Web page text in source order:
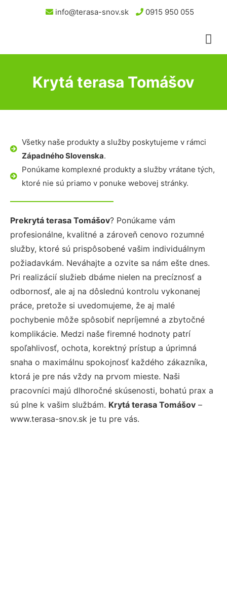
info@terasa-snov.sk 0915 950 055
Krytá terasa Tomášov
Všetky naše produkty a služby poskytujeme v rámci
Západného Slovenska.
Ponúkame komplexné produkty a služby vrátane tých,
ktoré nie sú priamo v ponuke webovej stránky.
Prekrytá terasa Tomášov? Ponúkame vám
profesionálne, kvalitné a zároveň cenovo rozumné
služby, ktoré sú prispôsobené vašim individuálnym
požiadavkám. Neváhajte a ozvite sa nám ešte dnes.
Pri realizácií služieb dbáme nielen na precíznosť a
odbornosť, ale aj na dôslednú kontrolu vykonanej
práce, pretože si uvedomujeme, že aj malé
pochybenie môže spôsobiť nepríjemné a zbytočné
komplikácie. Medzi naše firemné hodnoty patrí
spoľahlivosť, ochota, korektný prístup a úprimná
snaha o maximálnu spokojnosť každého zákazníka,
ktorá je pre nás vždy na prvom mieste. Naši
pracovníci majú dlhoročné skúsenosti, bohatú prax a
sú plne k vašim službám. Krytá terasa Tomášov –
www.terasa-snov.sk je tu pre vás.